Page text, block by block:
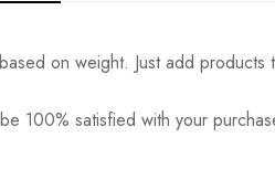
on weight. Just add
100% satisfied with your